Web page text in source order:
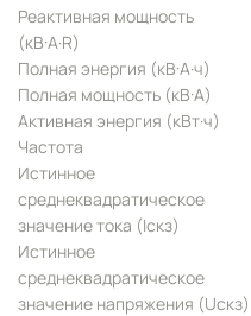
Реактивная мощность
(кВ·А·R)
Полная энергия (кВ·А·ч)
Полная мощность (кВ·А)
Активная энергия (кВт·ч)
Частота
Истинное
среднеквадратическое
значение тока (Iскз)
Истинное
среднеквадратическое
значение напряжения (Uскз)